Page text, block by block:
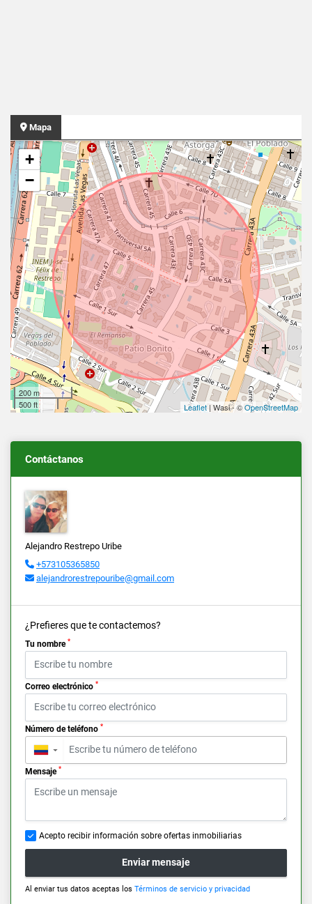
Mapa
+
−
200 m
500 ft
Leaflet | Wasi - ©OpenStreetMap
Contáctanos
Alejandro Restrepo Uribe
+573105365850
alejandrorestrepouribe@gmail.com
¿Prefieres que te contactemos?
Tu nombre *
Correo electrónico *
Número de teléfono *
▼
Mensaje *
Acepto recibir información sobre ofertas inmobiliarias
Enviar mensaje
Al enviar tus datos aceptas los Términos de servicio y privacidad